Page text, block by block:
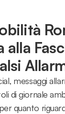
alla
messaggi
di giornale
quanto